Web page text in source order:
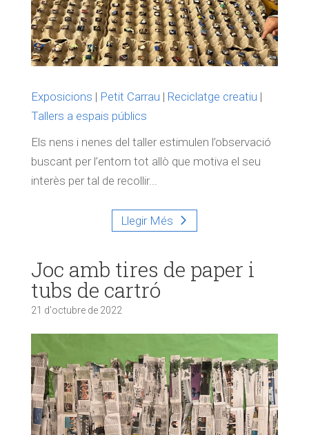
Exposicions | Petit Carrau | Reciclatge creatiu |
Tallers a espais públics
Els nens i nenes del taller estimulen l’observació
buscant per l’entorn tot allò que motiva el seu
interès per tal de recollir...
Llegir Més
Joc amb tires de paper i
tubs de cartró
21 d'octubre de 2022